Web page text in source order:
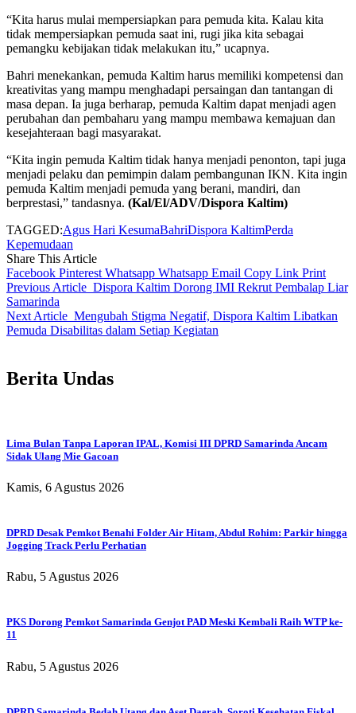
“Kita harus mulai mempersiapkan para pemuda kita. Kalau kita
tidak mempersiapkan pemuda saat ini, rugi jika kita sebagai
pemangku kebijakan tidak melakukan itu,” ucapnya.
Bahri menekankan, pemuda Kaltim harus memiliki kompetensi dan
kreativitas yang mampu menghadapi persaingan dan tantangan di
masa depan. Ia juga berharap, pemuda Kaltim dapat menjadi agen
perubahan dan pembaharu yang mampu membawa kemajuan dan
kesejahteraan bagi masyarakat.
“Kita ingin pemuda Kaltim tidak hanya menjadi penonton, tapi juga
menjadi pelaku dan pemimpin dalam pembangunan IKN. Kita ingin
pemuda Kaltim menjadi pemuda yang berani, mandiri, dan
berprestasi,” tandasnya. (Kal/El/ADV/Dispora Kaltim)
TAGGED:Agus Hari KesumaBahriDispora KaltimPerda
Kepemudaan
Share This Article
Facebook Pinterest Whatsapp Whatsapp Email Copy Link Print
Previous Article Dispora Kaltim Dorong IMI Rekrut Pembalap Liar
Samarinda
Next Article Mengubah Stigma Negatif, Dispora Kaltim Libatkan
Pemuda Disabilitas dalam Setiap Kegiatan
Berita Undas
Lima Bulan Tanpa Laporan IPAL, Komisi III DPRD Samarinda Ancam
Sidak Ulang Mie Gacoan
Kamis, 6 Agustus 2026
DPRD Desak Pemkot Benahi Folder Air Hitam, Abdul Rohim: Parkir hingga
Jogging Track Perlu Perhatian
Rabu, 5 Agustus 2026
PKS Dorong Pemkot Samarinda Genjot PAD Meski Kembali Raih WTP ke-
11
Rabu, 5 Agustus 2026